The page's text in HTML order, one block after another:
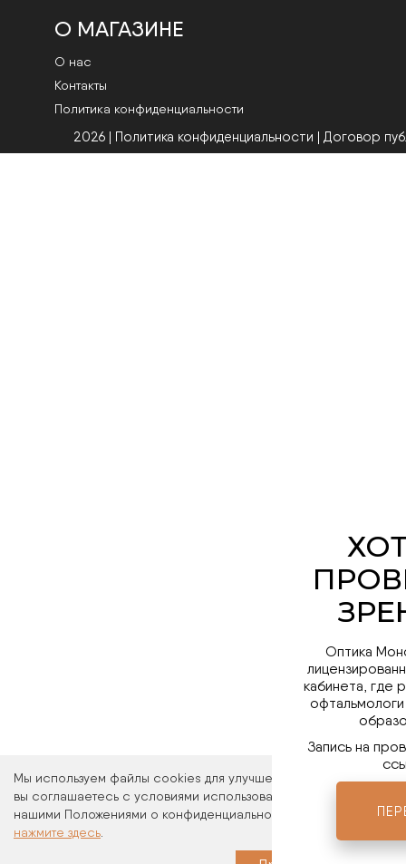
Мы используем файлы cookies для улучшения работы сайта.
вы соглашаетесь с условиями использования файлов cookies.
нашими Положениями о конфиденциальности и об
нажмите здесь
О МАГАЗИНЕ
О нас
Контакты
Политика конфиденциальности
2026 | Политика конфиденциальности | Договор
Оптика
кабинета, где
Запись на
Мы в